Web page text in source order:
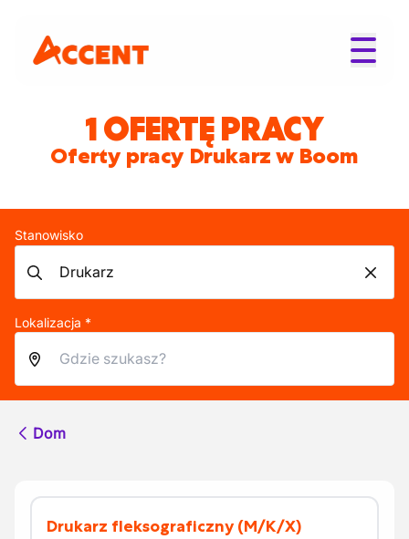
1 OFERTĘ PRACY
Oferty pracy Drukarz w Boom
Stanowisko
Lokalizacja *
Dom
Drukarz fleksograficzny (M/K/X)